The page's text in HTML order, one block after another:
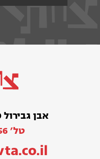
אבן גבירול 30, תל אביב יפו
טל׳ 03-6950156